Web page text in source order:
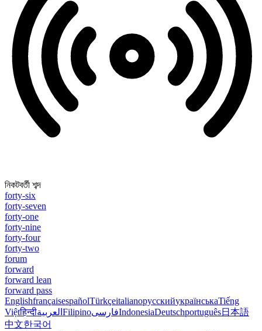
নিকটবর্তী শব্দ
forty-six
forty-seven
forty-one
forty-nine
forty-four
forty-two
forum
forward
forward lean
forward pass
EnglishfrançaisespañolTürkçeitalianoрусскийукраїнськаTiếng
Việtहिन्दीالعربية FilipinoفارسیIndonesiaDeutschportuguês日本語
中文한국어